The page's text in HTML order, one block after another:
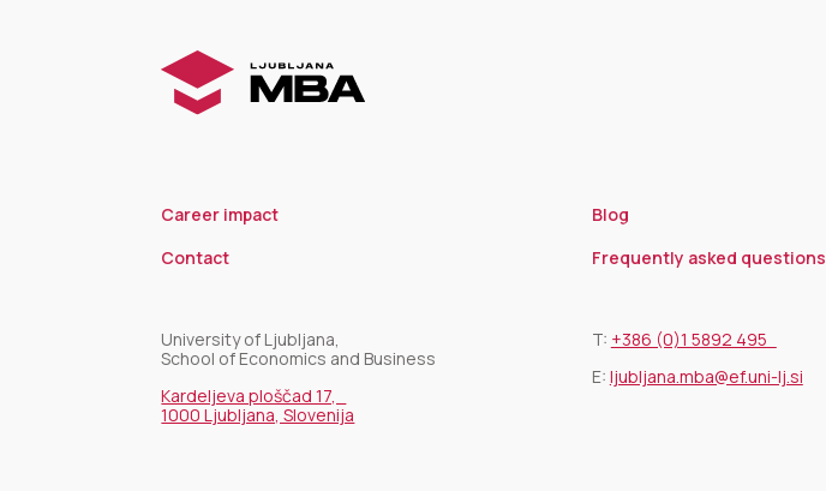
Career impact
Contact
University of Ljubljana,
School of Economics and Business
Kardeljeva ploščad 17,
1000 Ljubljana, Slovenija
Blog
Frequently asked questions
T: +386 (0)1 5892 495
E: ljubljana.mba@ef.uni-lj.si